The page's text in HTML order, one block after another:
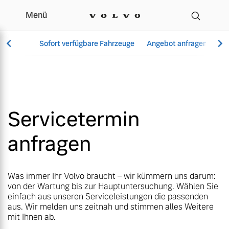
Ihr Volvo Servicetermin
Menü
Sofort verfügbare Fahrzeuge Angebot anfragen
6 Modelle
Plug-in Hybrid
3 Modelle
Aktuelle Angebote
Über uns
Menü
Sofort verfügbare Fahrzeuge Angebot anfragen
6 Modelle
Plug-in Hybrid
3 Modelle
Aktuelle Angebote
Über uns
Servicetermin
anfragen
Was immer Ihr Volvo braucht – wir kümmern uns darum:
von der Wartung bis zur Hauptuntersuchung. Wählen Sie
einfach aus unseren Serviceleistungen die passenden
aus. Wir melden uns zeitnah und stimmen alles Weitere
mit Ihnen ab.